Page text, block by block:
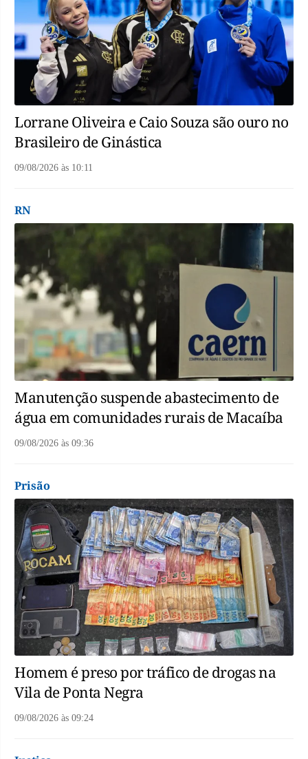
Lorrane Oliveira e Caio Souza são ouro no
Brasileiro de Ginástica
09/08/2026 às 10:11
RN
Manutenção suspende abastecimento de
água em comunidades rurais de Macaíba
09/08/2026 às 09:36
Prisão
Homem é preso por tráfico de drogas na
Vila de Ponta Negra
09/08/2026 às 09:24